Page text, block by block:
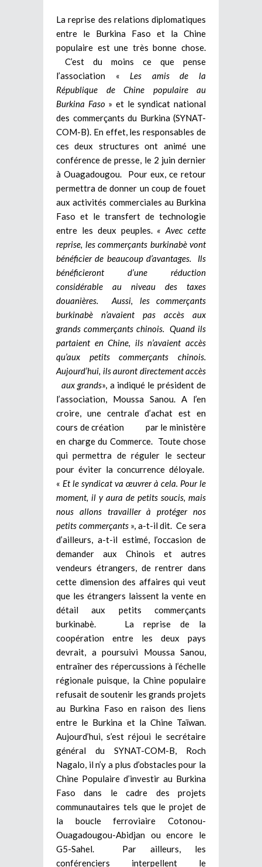
La reprise des relations diplomatiques
entre le Burkina Faso et la Chine
populaire est une très bonne chose.
C’est du moins ce que pense
l’association « Les amis de la
République de Chine populaire au
Burkina Faso» et le syndicat national
des commerçants du Burkina (SYNAT-
COM-B). En effet, les responsables de
ces deux structures ont animé une
conférence de presse, le 2 juin dernier
à Ouagadougou. Pour eux, ce retour
permettra de donner un coup de fouet
aux activités commerciales au Burkina
Faso et le transfert de technologie
entre les deux peuples. « Avec cette
reprise, les commerçants burkinabè vont
bénéficier de beaucoup d’avantages. Ils
bénéficieront d’une réduction
considérable au niveau des taxes
douanières. Aussi, les commerçants
burkinabè n’avaient pas accès aux
grands commerçants chinois. Quand ils
partaient en Chine, ils n’avaient accès
qu’aux petits commerçants chinois.
Aujourd’hui, ils auront directement accès
aux grands», a indiqué le président de
l’association, Moussa Sanou. A l’en
croire, une centrale d’achat est en
cours de création par le ministère
en charge du Commerce. Toute chose
qui permettra de réguler le secteur
pour éviter la concurrence déloyale.
« Et le syndicat va œuvrer à cela. Pour le
moment, il y aura de petits soucis, mais
nous allons travailler à protéger nos
petits commerçants», a-t-il dit. Ce sera
d’ailleurs, a-t-il estimé, l’occasion de
demander aux Chinois et autres
vendeurs étrangers, de rentrer dans
cette dimension des affaires qui veut
que les étrangers laissent la vente en
détail aux petits commerçants
burkinabè. La reprise de la
coopération entre les deux pays
devrait, a poursuivi Moussa Sanou,
entraîner des répercussions à l’échelle
régionale puisque, la Chine populaire
refusait de soutenir les grands projets
au Burkina Faso en raison des liens
entre le Burkina et la Chine Taïwan.
Aujourd’hui, s’est réjoui le secrétaire
général du SYNAT-COM-B, Roch
Nagalo, il n’y a plus d’obstacles pour la
Chine Populaire d’investir au Burkina
Faso dans le cadre des projets
communautaires tels que le projet de
la boucle ferroviaire Cotonou-
Ouagadougou-Abidjan ou encore le
G5-Sahel. Par ailleurs, les
conférenciers interpellent le